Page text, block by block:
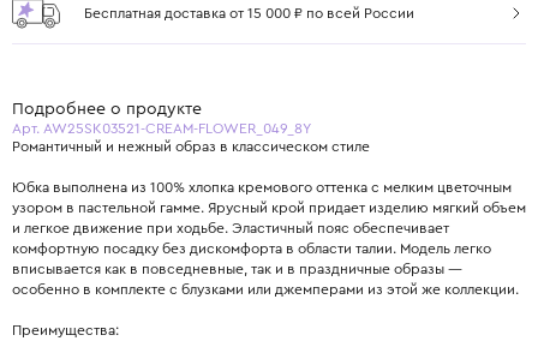
Бесплатная доставка от 15 000 ₽ по всей России
Подробнее о продукте
Арт. AW25SK03521-CREAM-FLOWER_049_8Y
Романтичный и нежный образ в классическом стиле
Юбка выполнена из 100% хлопка кремового оттенка с мелким цветочным
узором в пастельной гамме. Ярусный крой придает изделию мягкий объем
и легкое движение при ходьбе. Эластичный пояс обеспечивает
комфортную посадку без дискомфорта в области талии. Модель легко
вписывается как в повседневные, так и в праздничные образы —
особенно в комплекте с блузками или джемперами из этой же коллекции.
Преимущества: